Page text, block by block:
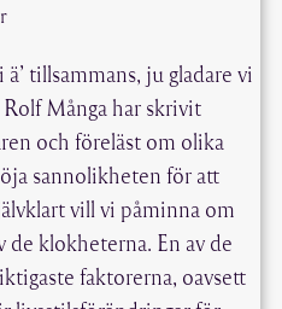
ä’ tillsammans, ju gladare vi
Många har skrivit
och föreläst om olika
sannolikheten för att
vill vi påminna om
de klokheterna. En av de
faktorerna, oavsett